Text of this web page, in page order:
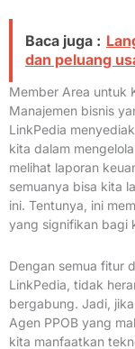
Baca juga :
dan peluang
Member Area untuk
Manajemen bisnis
LinkPedia
kita dalam
melihat laporan
semuanya bisa kita
ini. Tentunya, ini
yang signifikan bagi
Dengan semua fitur
LinkPedia, tidak
bergabung. Jadi,
Agen PPOB yang
kita manfaatkan